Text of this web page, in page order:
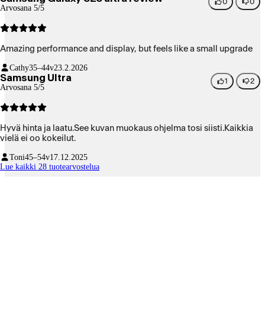
Arvosana 5/5
0 0
Amazing performance and display, but feels like a small upgrade
Cathy35–44v23.2.2026
Samsung Ultra
Arvosana 5/5
1 2
Hyvä hinta ja laatu.See kuvan muokaus ohjelma tosi siisti.Kaikkia
vielä ei oo kokeilut.
Toni45–54v17.12.2025
Lue kaikki 28 tuotearvostelua